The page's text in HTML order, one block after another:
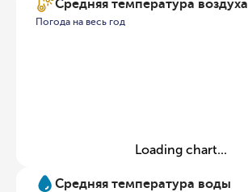
Средняя температура воздуха
Погода на весь год
Loading chart...
Средняя температура воды